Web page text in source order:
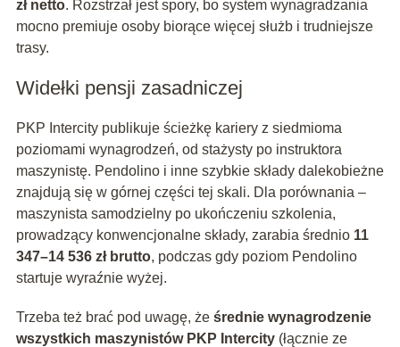
zł netto. Rozstrzał jest spory, bo system wynagradzania
mocno premiuje osoby biorące więcej służb i trudniejsze
trasy.
Widełki pensji zasadniczej
PKP Intercity publikuje ścieżkę kariery z siedmioma
poziomami wynagrodzeń, od stażysty po instruktora
maszynistę. Pendolino i inne szybkie składy dalekobieżne
znajdują się w górnej części tej skali. Dla porównania –
maszynista samodzielny po ukończeniu szkolenia,
prowadzący konwencjonalne składy, zarabia średnio 11
347–14 536 zł brutto, podczas gdy poziom Pendolino
startuje wyraźnie wyżej.
Trzeba też brać pod uwagę, że średnie wynagrodzenie
wszystkich maszynistów PKP Intercity(łącznie ze